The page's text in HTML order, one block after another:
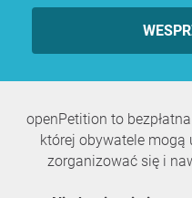
openPetition to
której obywatele mogą
zorganizować się i